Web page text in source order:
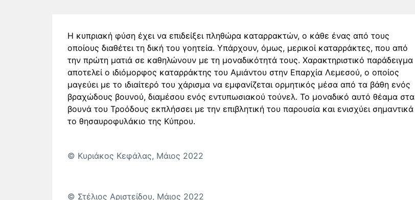
Η κυπριακή φύση έχει να επιδείξει πληθώρα καταρρακτών, ο κάθε ένας από τους
οποίους διαθέτει τη δική του γοητεία. Υπάρχουν, όμως, μερικοί καταρράκτες, που από
την πρώτη ματιά σε καθηλώνουν με τη μοναδικότητά τους. Χαρακτηριστικό παράδειγμα
αποτελεί ο ιδιόμορφος καταρράκτης του Αμιάντου στην Επαρχία Λεμεσού, ο οποίος
μαγεύει με το ιδιαίτερό του χάρισμα να εμφανίζεται ορμητικός μέσα από τα βάθη ενός
βραχώδους βουνού, διαμέσου ενός εντυπωσιακού τούνελ. Το μοναδικό αυτό θέαμα στα
βουνά του Τροόδους εκπλήσσει με την επιβλητική του παρουσία και ενισχύει σημαντικά
το θησαυροφυλάκιο της Κύπρου.
© Κυριάκος Κεφάλας, Μάιος 2022
© Στέλιος Αριστείδου, Μάιος 2022